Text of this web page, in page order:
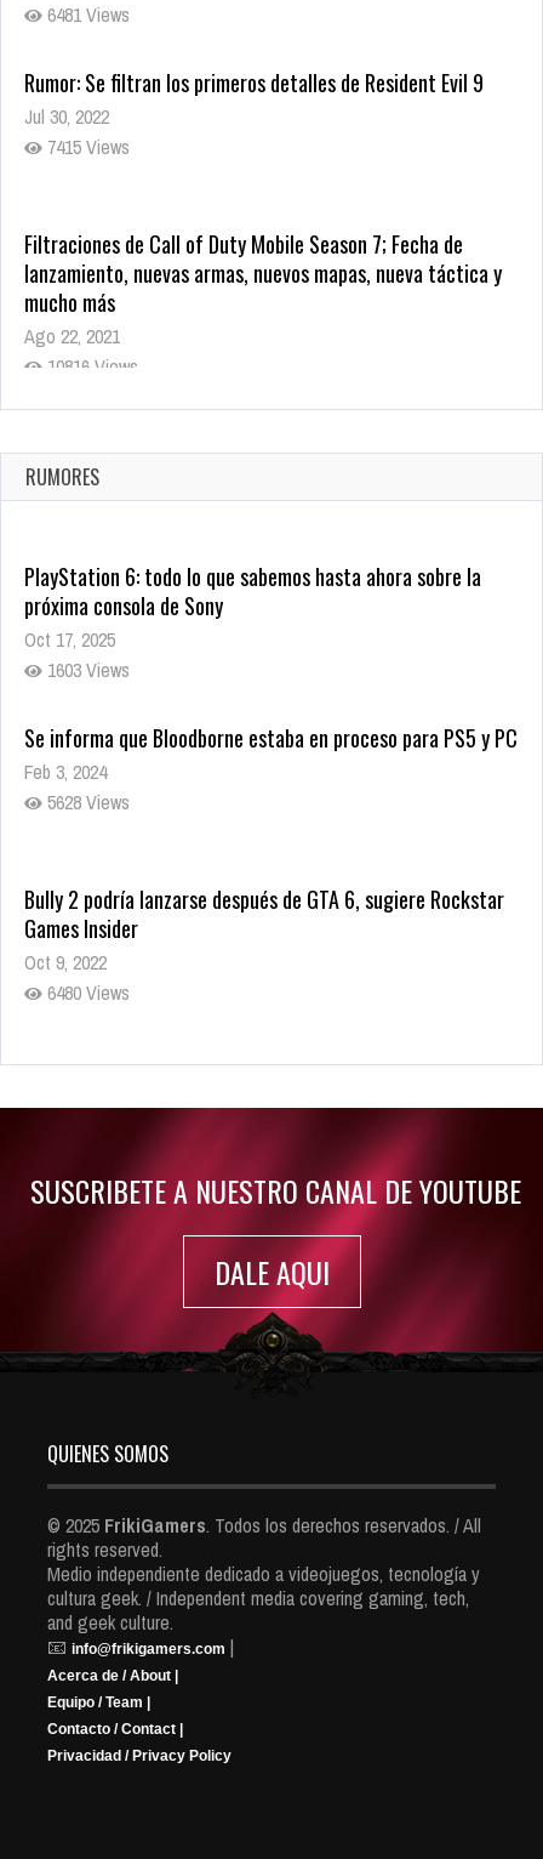
6481 Views
Rumor: Se filtran los primeros detalles de Resident Evil 9
Jul 30, 2022
7415 Views
Filtraciones de Call of Duty Mobile Season 7; Fecha de
lanzamiento, nuevas armas, nuevos mapas, nueva táctica y
mucho más
Ago 22, 2021
10816 Views
La configuración de Call of Duty 2021 aparentemente ya fue
Ago 8, 2021
10002 Views
RUMORES
PlayStation 6: todo lo que sabemos hasta ahora sobre la
próxima consola de Sony
Oct 17, 2025
1603 Views
Se informa que Bloodborne estaba en proceso para PS5 y PC
Feb 3, 2024
5628 Views
Bully 2 podría lanzarse después de GTA 6, sugiere Rockstar
Games Insider
Oct 9, 2022
6480 Views
Rumor: Se filtran los primeros detalles de Resident Evil 9
SUSCRIBETE A NUESTRO CANAL DE YOUTUBE
DALE AQUI
QUIENES SOMOS
© 2025 FrikiGamers. Todos los derechos reservados. / All
rights reserved.
Medio independiente dedicado a videojuegos, tecnología y
cultura geek. / Independent media covering gaming, tech,
and geek culture.
📧 info@frikigamers.com |
Acerca de / About |
Equipo / Team |
Contacto / Contact |
Privacidad / Privacy Policy